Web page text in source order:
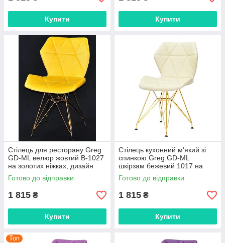
Купити Купити
Стілець для ресторану Greg
GD-ML велюр жовтий B-1027
на золотих ніжках, дизайн
Charles&Ray Eames
Готово до відправки
1 815 ₴
Купити
Стілець кухонний м'який зі
спинкою Greg GD-ML
шкірзам бежевий 1017 на
золотих ніжках
Готово до відправки
1 815 ₴
Купити
Топ